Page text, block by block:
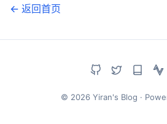
← 返回首页
© 2026 Yiran's Blog ·